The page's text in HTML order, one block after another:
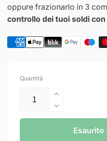
oppure frazionarlo in 3
controllo dei tuoi soldi con
Quantità
Aumenta
quantità
per
KRONOS
Diminuisci
quantità
Esaurito